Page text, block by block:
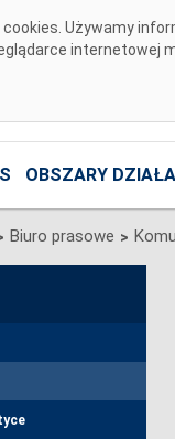
Używamy
internetowej
OBSZARY
Biuro prasowe >